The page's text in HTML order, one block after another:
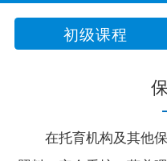
初级课程
在托育机构及其他